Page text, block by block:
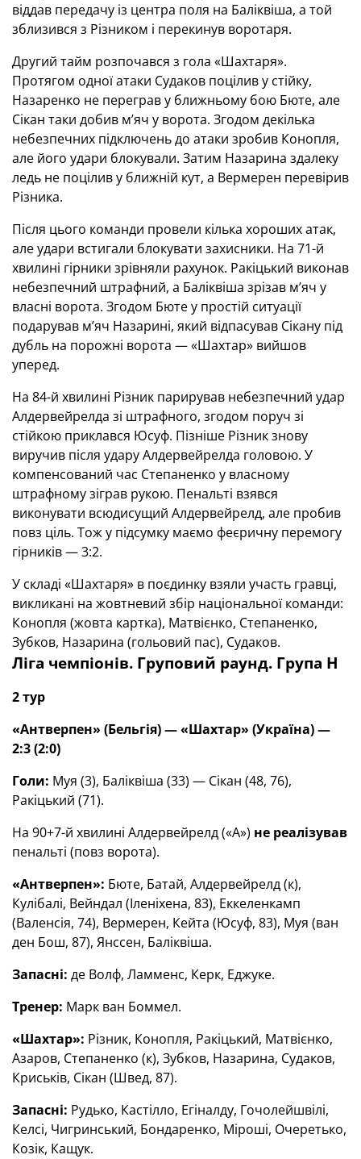
віддав передачу із центра поля на Баліквіша, а той
зблизився з Різником і перекинув воротаря.
Другий тайм розпочався з гола «Шахтаря».
Протягом одної атаки Судаков поцілив у стійку,
Назаренко не переграв у ближньому бою Бюте, але
Сікан таки добив м’яч у ворота. Згодом декілька
небезпечних підключень до атаки зробив Конопля,
але його удари блокували. Затим Назарина здалеку
ледь не поцілив у ближній кут, а Вермерен перевірив
Різника.
Після цього команди провели кілька хороших атак,
але удари встигали блокувати захисники. На 71-й
хвилині гірники зрівняли рахунок. Ракіцький виконав
небезпечний штрафний, а Баліквіша зрізав м’яч у
власні ворота. Згодом Бюте у простій ситуації
подарував м’яч Назарині, який відпасував Сікану під
дубль на порожні ворота — «Шахтар» вийшов
уперед.
На 84-й хвилині Різник парирував небезпечний удар
Алдервейрелда зі штрафного, згодом поруч зі
стійкою приклався Юсуф. Пізніше Різник знову
виручив після удару Алдервейрелда головою. У
компенсований час Степаненко у власному
штрафному зіграв рукою. Пенальті взявся
виконувати всюдисущий Алдервейрелд, але пробив
повз ціль. Тож у підсумку маємо феєричну перемогу
гірників — 3:2.
У складі «Шахтаря» в поєдинку взяли участь гравці,
викликані на жовтневий збір національної команди:
Конопля (жовта картка), Матвієнко, Степаненко,
Зубков, Назарина (гольовий пас), Судаков.
Ліга чемпіонів. Груповий раунд. Група Н
2 тур
«Антверпен» (Бельгія) — «Шахтар» (Україна) —
2:3 (2:0)
Голи: Муя (3), Баліквіша (33) — Сікан (48, 76),
Ракіцький (71).
На 90+7-й хвилині Алдервейрелд («А») не реалізував
пенальті (повз ворота).
«Антверпен»: Бюте, Батай, Алдервейрелд (к),
Кулібалі, Вейндал (Іленіхена, 83), Еккеленкамп
(Валенсія, 74), Вермерен, Кейта (Юсуф, 83), Муя (ван
ден Бош, 87), Янссен, Баліквіша.
Запасні: де Волф, Ламменс, Керк, Еджуке.
Тренер: Марк ван Боммел.
«Шахтар»: Різник, Конопля, Ракіцький, Матвієнко,
Азаров, Степаненко (к), Зубков, Назарина, Судаков,
Криськів, Сікан (Швед, 87).
Запасні: Рудько, Кастілло, Егіналду, Гочолейшвілі,
Келсі, Чигринський, Бондаренко, Міроші, Очеретько,
Козік, Кащук.